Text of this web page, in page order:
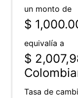
un monto de
$
equivalía a
$
Tasa de